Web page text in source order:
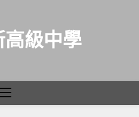
級中學